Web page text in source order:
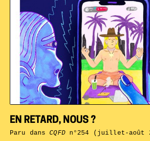
EN RETARD, NOUS ?
Paru dansCQFDn°254 (juillet-août